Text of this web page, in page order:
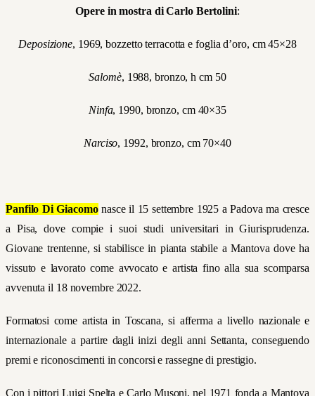
Opere in mostra di Carlo Bertolini:
Deposizione, 1969, bozzetto terracotta e foglia d’oro, cm 45×28
Salomè, 1988, bronzo, h cm 50
Ninfa, 1990, bronzo, cm 40×35
Narciso, 1992, bronzo, cm 70×40
Panfilo Di Giacomo nasce il 15 settembre 1925 a Padovama cresce
a Pisa, dove compie i suoi studi universitari in Giurisprudenza.
Giovane trentenne, si stabilisce in pianta stabile a Mantova dove ha
vissuto e lavorato come avvocato e artista fino alla sua scomparsa
avvenuta il 18 novembre 2022.
Formatosi come artista in Toscana, si afferma a livello nazionale e
internazionale a partire dagli inizi degli anni Settanta, conseguendo
premi e riconoscimenti in concorsi e rassegne di prestigio.
Con i pittori Luigi Spelta e Carlo Musoni, nel 1971 fonda a Mantova